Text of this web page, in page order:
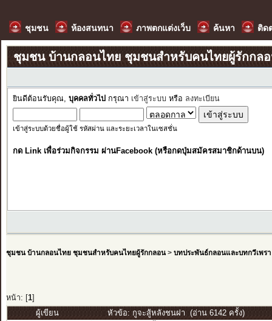
ชุมชน ห้องสนทนา ภาพตกแต่งเว็บ ค้นหา ติด
ชุมชน บ้านกลอนไทย ชุมชนสำหรับคนไทยผู้รักกล
ยินดีต้อนรับคุณ, บุคคลทั่วไป กรุณา เข้าสู่ระบบ หรือ ลงทะเบียน
เข้าสู่ระบบด้วยชื่อผู้ใช้ รหัสผ่าน และระยะเวลาในเซสชั่น
กด Link เพื่อร่วมกิจกรรม ผ่านFacebook (หรือกดปุ่มสมัครสมาชิกด้านบน)
ชุมชน บ้านกลอนไทย ชุมชนสำหรับคนไทยผู้รักกลอน> บทประพันธ์กลอนและบทกวีเพรา
หน้า: [ 1]
ผู้เขียน
หัวข้อ: กูจะสู้หลังชนฝา (อ่าน 6142 ครั้ง)